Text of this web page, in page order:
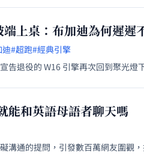
上桌：布加迪為何遲遲
#超跑#經典引擎
告退役的 W16 引擎再次回到聚光燈
能和英語母語者聊天嗎
溝通的提問，引發數百萬網友圍觀